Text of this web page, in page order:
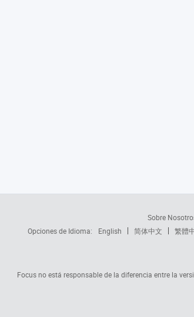
Sobre
Opciones de Idioma:
English 简体中文 繁體
Focus no está responsable de la diferencia entre la